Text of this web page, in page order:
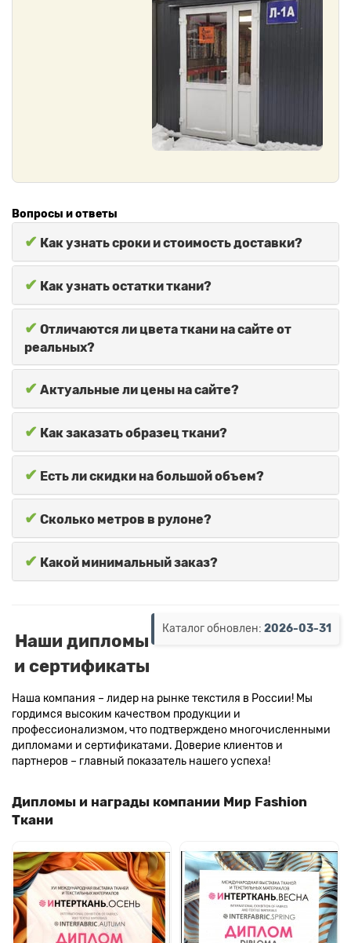
Вопросы и ответы
✔ Как узнать сроки и стоимость доставки?
✔ Как узнать остатки ткани?
✔ Отличаются ли цвета ткани на сайте от
реальных?
✔ Актуальные ли цены на сайте?
✔ Как заказать образец ткани?
✔ Есть ли скидки на большой объем?
✔ Сколько метров в рулоне?
✔ Какой минимальный заказ?
Каталог обновлен: 2026-03-31
Наши дипломы
и сертификаты
Наша компания – лидер на рынке текстиля в России! Мы
гордимся высоким качеством продукции и
профессионализмом, что подтверждено многочисленными
дипломами и сертификатами. Доверие клиентов и
партнеров – главный показатель нашего успеха!
Дипломы и награды компании Мир Fashion
Ткани